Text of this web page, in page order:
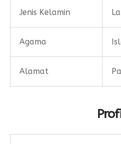
Jenis Kelamin
Agama
Alamat